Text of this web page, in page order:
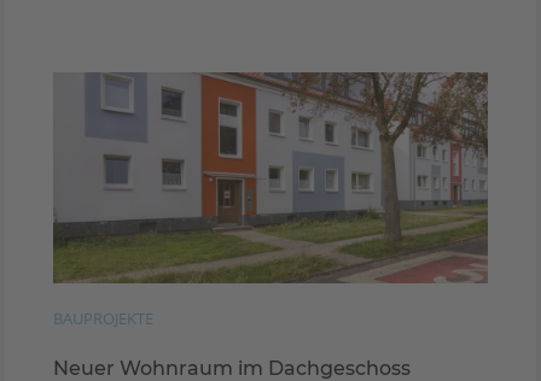
BAUPROJEKTE
Neuer Wohnraum im Dachgeschoss